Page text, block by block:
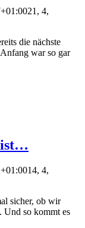
21, 4,
die nächste
war so gar
ist…
14, 4,
sicher, ob wir
Und so kommt es